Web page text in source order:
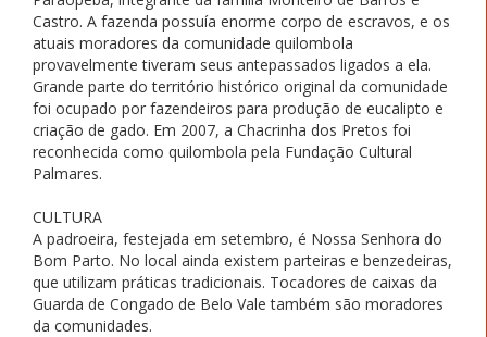
Castro. A fazenda possuía enorme corpo de escravos, e os
atuais moradores da comunidade quilombola
provavelmente tiveram seus antepassados ligados a ela.
Grande parte do território histórico original da comunidade
foi ocupado por fazendeiros para produção de eucalipto e
criação de gado. Em 2007, a Chacrinha dos Pretos foi
reconhecida como quilombola pela Fundação Cultural
Palmares.
CULTURA
A padroeira, festejada em setembro, é Nossa Senhora do
Bom Parto. No local ainda existem parteiras e benzedeiras,
que utilizam práticas tradicionais. Tocadores de caixas da
Guarda de Congado de Belo Vale também são moradores
da comunidades.